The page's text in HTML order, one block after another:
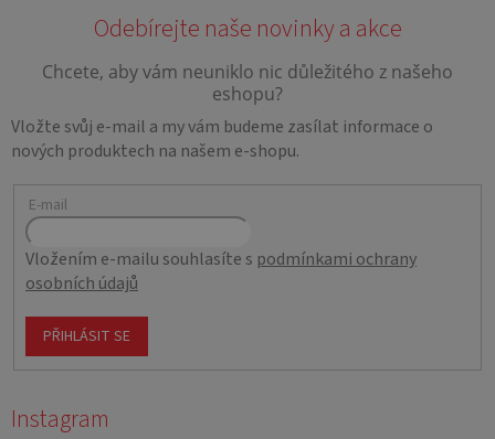
Vložte svůj e-mail a my vám budeme zasílat informace o
nových produktech na našem e-shopu.
E-mail
Vložením e-mailu souhlasíte s podmínkami ochrany
osobních údajů
PŘIHLÁSIT SE
Instagram